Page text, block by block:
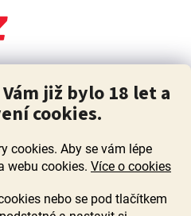
již bylo 18 let a
cookies.
cookies. Aby se vám lépe
webu cookies. Více o cookies
nebo se pod tlačítkem